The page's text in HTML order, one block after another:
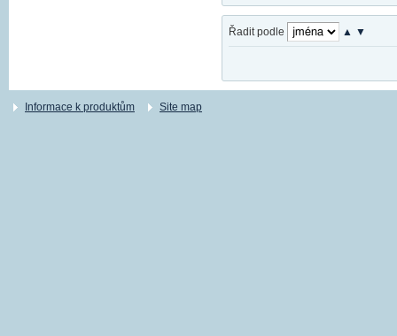
Řadit podle ▲ ▼
Informace k produktům Site map